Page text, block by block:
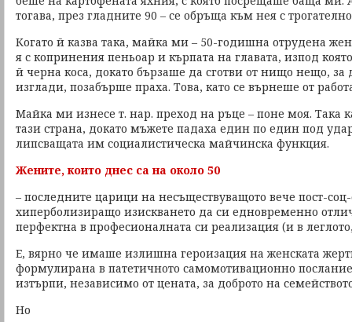
тогава, през гладните 90 – се обръща към нея с
Когато й казва така, майка ми – 50-годишна отрудена
я с копринения пеньоар и кърпата на главата, изпод
й черна коса, докато бързаше да сготви от нищо нещо,
изглади, позабърше праха. Това, като се върнеше от
Майка ми изнесе т. нар. преход на ръце – поне моя. Така
тази страна, докато мъжете падаха един по един под
липсващата им социалистическа майчинска функция.
Жените, които днес са на около 50
– последните царици на несъществуващото вече пост-соц-
хиперболизиращо изискването да си едновременно
перфектна в професионалната си реализация (и в
Е, вярно че имаше излишна героизация на женската
формулирана в патетичното самомотивационно
изтърпи, независимо от цената, за доброто на
Но